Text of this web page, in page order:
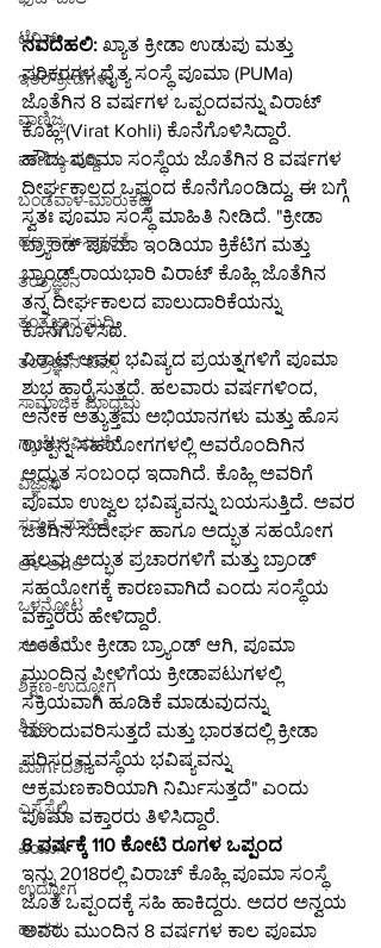
ಟೆನಿಸ್
ಇತರ-ಕ್ರೀಡೆಗಳು
ವಾಣಿಜ್ಯ
ವಾಣಿಜ್ಯ-ಸುದ್ದಿ
ಬಂಡವಾಳ-ಮಾರುಕಟ್ಟೆ
ಹಣಕಾಸು-ಸಾಕ್ಷರತೆ
ತಂತ್ರಜ್ಞಾನ
ತಂತ್ರಜ್ಞಾನ-ಸುದ್ದಿ
ತಂತ್ರಜ್ಞಾನ-ಟಿಪ್ಸ್
ಸಾಮಾಜಿಕ ಮಾಧ್ಯಮ
ಗ್ಯಾಜೆಟ್-ವಿಮರ್ಶೆ
ವಿಜ್ಞಾನ
ಸಮಗ್ರ-ಮಾಹಿತಿ
ಆಳ-ಅಗಲ
ಒಳನೋಟ
ಸಂಕಲನ
ಶಿಕ್ಷಣ-ಉದ್ಯೋಗ
ಶಿಕ್ಷಣ
ಮಾರ್ಗದರ್ಶಿ
ಎಸ್ಸೆಸ್ಸೆಲ್ಸಿ
ಪಿಯುಸಿ
ಉದ್ಯೋಗ
ಹಾಸನ
ನವದೆಹಲಿ: ಖ್ಯಾತ ಕ್ರೀಡಾ ಉಡುಪು ಮತ್ತು
ಪರಿಕರಗಳ ದೈತ್ಯ ಸಂಸ್ಥೆ ಪೂಮಾ (PUMa)
ಜೊತೆಗಿನ 8 ವರ್ಷಗಳ ಒಪ್ಪಂದವನ್ನು ವಿರಾಟ್
ಕೊಹ್ಲಿ (Virat Kohli) ಕೊನೆಗೊಳಿಸಿದ್ದಾರೆ.
ಹೌದು ಪೂಮಾ ಸಂಸ್ಥೆಯ ಜೊತೆಗಿನ 8 ವರ್ಷಗಳ
ದೀರ್ಘಕಾಲದ ಒಪ್ಪಂದ ಕೊನೆಗೊಂಡಿದ್ದು, ಈ ಬಗ್ಗೆ
ಸ್ವತಃ ಪೂಮಾ ಸಂಸ್ಥೆ ಮಾಹಿತಿ ನೀಡಿದೆ. "ಕ್ರೀಡಾ
ಬ್ರ್ಯಾಂಡ್ ಪೂಮಾ ಇಂಡಿಯಾ ಕ್ರಿಕೆಟಿಗ ಮತ್ತು
ಬ್ರಾಂಡ್ ರಾಯಭಾರಿ ವಿರಾಟ್ ಕೊಹ್ಲಿ ಜೊತೆಗಿನ
ತನ್ನ ದೀರ್ಘಕಾಲದ ಪಾಲುದಾರಿಕೆಯನ್ನು
ಕೊನೆಗೊಳಿಸಿದೆ.
ವಿರಾಟ್ ಅವರ ಭವಿಷ್ಯದ ಪ್ರಯತ್ನಗಳಿಗೆ ಪೂಮಾ
ಶುಭ ಹಾರೈಸುತ್ತದೆ. ಹಲವಾರು ವರ್ಷಗಳಿಂದ,
ಅನೇಕ ಅತ್ಯುತ್ತಮ ಅಭಿಯಾನಗಳು ಮತ್ತು ಹೊಸ
ಉತ್ಪನ್ನ ಸಹಯೋಗಗಳಲ್ಲಿ ಅವರೊಂದಿಗಿನ
ಅದ್ಭುತ ಸಂಬಂಧ ಇದಾಗಿದೆ. ಕೊಹ್ಲಿ ಅವರಿಗೆ
ಪೂಮಾ ಉಜ್ವಲ ಭವಿಷ್ಯವನ್ನು ಬಯಸುತ್ತಿದೆ. ಅವರ
ಜತೆಗಿನ ಸುದೀರ್ಘ ಹಾಗೂ ಅದ್ಭುತ ಸಹಯೋಗ
ಹಲವು ಅದ್ಭುತ ಪ್ರಚಾರಗಳಿಗೆ ಮತ್ತು ಬ್ರಾಂಡ್
ಸಹಯೋಗಕ್ಕೆ ಕಾರಣವಾಗಿದೆ ಎಂದು ಸಂಸ್ಥೆಯ
ವಕ್ತಾರರು ಹೇಳಿದ್ದಾರೆ.
ಅಂತೆಯೇ ಕ್ರೀಡಾ ಬ್ರ್ಯಾಂಡ್ ಆಗಿ, ಪೂಮಾ
ಮುಂದಿನ ಪೀಳಿಗೆಯ ಕ್ರೀಡಾಪಟುಗಳಲ್ಲಿ
ಸಕ್ರಿಯವಾಗಿ ಹೂಡಿಕೆ ಮಾಡುವುದನ್ನು
ಮುಂದುವರಿಸುತ್ತದೆ ಮತ್ತು ಭಾರತದಲ್ಲಿ ಕ್ರೀಡಾ
ಪರಿಸರ ವ್ಯವಸ್ಥೆಯ ಭವಿಷ್ಯವನ್ನು
ಆಕ್ರಮಣಕಾರಿಯಾಗಿ ನಿರ್ಮಿಸುತ್ತದೆ" ಎಂದು
ಪೂಮಾ ವಕ್ತಾರರು ತಿಳಿಸಿದ್ದಾರೆ.
8 ವರ್ಷಕ್ಕೆ 110 ಕೋಟಿ ರೂಗಳ ಒಪ್ಪಂದ
ಇನ್ನು 2018ರಲ್ಲಿ ವಿರಾಚ್ ಕೊಹ್ಲಿ ಪೂಮಾ ಸಂಸ್ಥೆ
ಜೊತೆ ಒಪ್ಪಂದಕ್ಕೆ ಸಹಿ ಹಾಕಿದ್ದರು. ಅದರ ಅನ್ವಯ
ಅವರು ಮುಂದಿನ 8 ವರ್ಷಗಳ ಕಾಲ ಪೂಮಾ